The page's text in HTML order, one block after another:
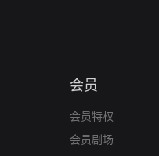
会员
会员特权
会员剧场